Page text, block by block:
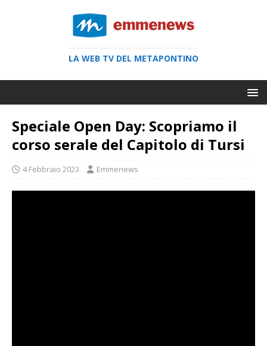
LA WEB TV DEL METAPONTINO
Speciale Open Day: Scopriamo il
corso serale del Capitolo di Tursi
4 Febbraio 2023 Emmenews